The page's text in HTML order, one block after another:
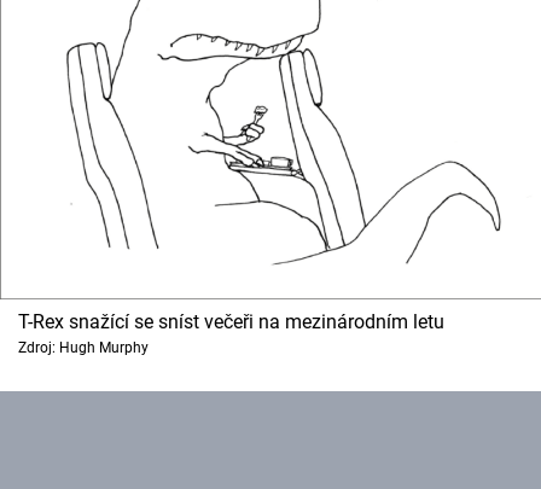
T-Rex snažící se sníst večeři na mezinárodním letu
Zdroj: Hugh Murphy